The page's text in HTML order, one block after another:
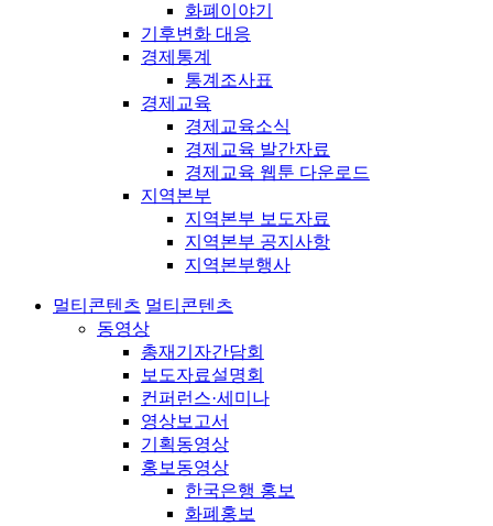
화폐이야기
기후변화 대응
경제통계
통계조사표
경제교육
경제교육소식
경제교육 발간자료
경제교육 웹툰 다운로드
지역본부
지역본부 보도자료
지역본부 공지사항
지역본부행사
멀티콘텐츠 멀티콘텐츠
동영상
총재기자간담회
보도자료설명회
컨퍼런스·세미나
영상보고서
기획동영상
홍보동영상
한국은행 홍보
화폐홍보